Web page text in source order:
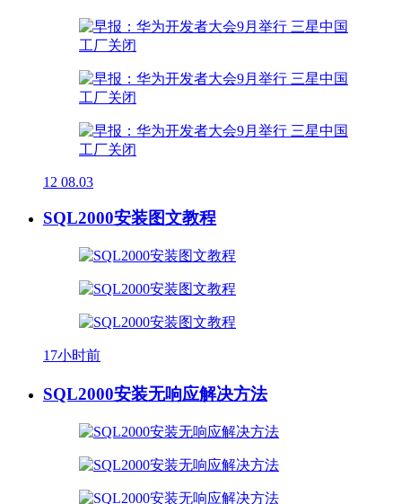
12 08.03
SQL2000安装图文教程
17小时前
SQL2000安装无响应解决方法